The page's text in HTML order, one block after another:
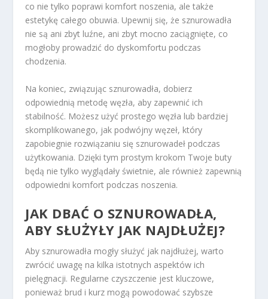
co nie tylko poprawi komfort noszenia, ale także
estetykę całego obuwia. Upewnij się, że sznurowadła
nie są ani zbyt luźne, ani zbyt mocno zaciągnięte, co
mogłoby prowadzić do dyskomfortu podczas
chodzenia.
Na koniec, związując sznurowadła, dobierz
odpowiednią metodę węzła, aby zapewnić ich
stabilność. Możesz użyć prostego węzła lub bardziej
skomplikowanego, jak podwójny węzeł, który
zapobiegnie rozwiązaniu się sznurowadeł podczas
użytkowania. Dzięki tym prostym krokom Twoje buty
będą nie tylko wyglądały świetnie, ale również zapewnią
odpowiedni komfort podczas noszenia.
JAK DBAĆ O SZNUROWADŁA,
ABY SŁUŻYŁY JAK NAJDŁUŻEJ?
Aby sznurowadła mogły służyć jak najdłużej, warto
zwrócić uwagę na kilka istotnych aspektów ich
pielęgnacji. Regularne czyszczenie jest kluczowe,
ponieważ brud i kurz mogą powodować szybsze